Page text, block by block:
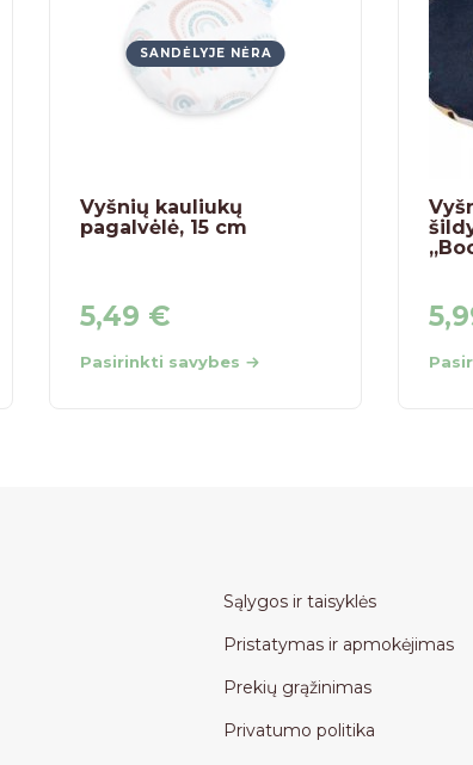
SANDĖLYJE NĖRA
Vyšnių kauliukų
pagalvėlė, 15 cm
5,49 €
Pasirinkti savybes
Sąlygos ir taisyklės
Pristatymas ir apmokėjimas
Prekių grąžinimas
Privatumo politika